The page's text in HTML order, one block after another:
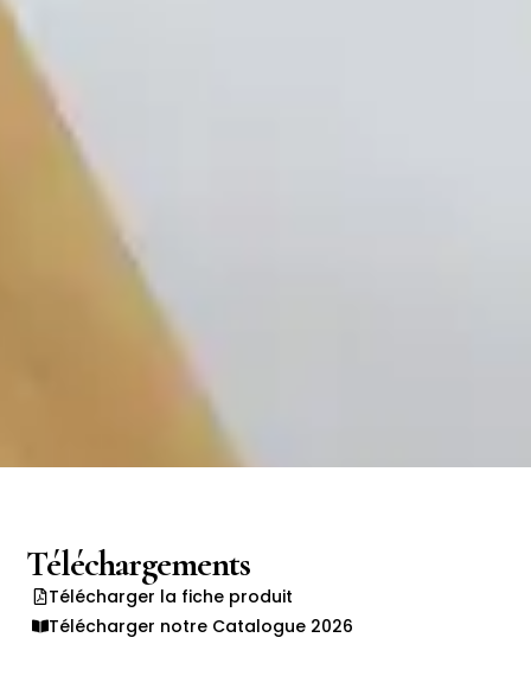
Téléchargements
Télécharger la fiche produit
Télécharger notre Catalogue 2026